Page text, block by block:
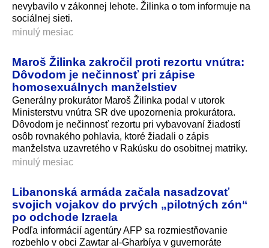
nevybavilo v zákonnej lehote. Žilinka o tom informuje na
sociálnej sieti.
minulý mesiac
Maroš Žilinka zakročil proti rezortu vnútra:
Dôvodom je nečinnosť pri zápise
homosexuálnych manželstiev
Generálny prokurátor Maroš Žilinka podal v utorok
Ministerstvu vnútra SR dve upozornenia prokurátora.
Dôvodom je nečinnosť rezortu pri vybavovaní žiadostí
osôb rovnakého pohlavia, ktoré žiadali o zápis
manželstva uzavretého v Rakúsku do osobitnej matriky.
minulý mesiac
Libanonská armáda začala nasadzovať
svojich vojakov do prvých „pilotných zón“
po odchode Izraela
Podľa informácií agentúry AFP sa rozmiestňovanie
rozbehlo v obci Zawtar al-Gharbíya v guvernoráte